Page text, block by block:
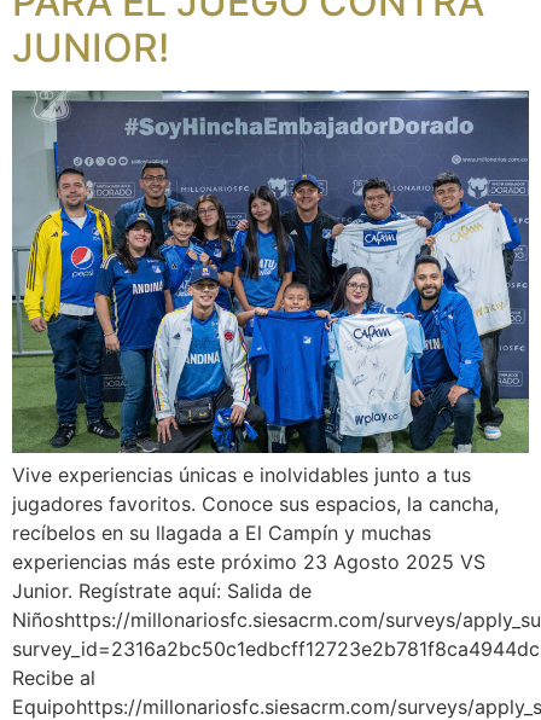
JUNIOR!
Vive experiencias únicas e inolvidables junto a tus
jugadores favoritos. Conoce sus espacios, la cancha,
recíbelos en su llagada a El Campín y muchas
experiencias más este próximo 23 Agosto 2025 VS
Junior. Regístrate aquí: Salida de
Niñoshttps://millonariosfc.siesacrm.com/surveys/
Recibe al
Equipohttps://millonariosfc.siesacrm.com/surveys/